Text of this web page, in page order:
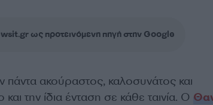
ως προτεινόμενη πηγή στην Google
πάντα ακούραστος, καλοσυνάτος και
και την ίδια ένταση σε κάθε ταινία. Ο